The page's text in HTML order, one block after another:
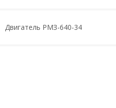
Двигатель РМЗ-640-34